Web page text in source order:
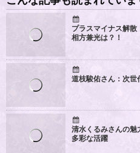
プラスマイナス解
相方兼光は？！
道枝駿佑さん：次世
清水くるみさんの魅
多彩な活躍